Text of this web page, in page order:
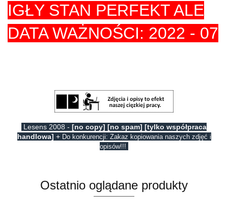
IGŁY STAN PERFEKT ALE
DATA WAŻNOŚCI: 2022 - 07
Lesens 2008 - [no copy] [no spam] [tylko współpraca
handlowa] + Do konkurencji: Zakaz kopiowania naszych zdjęć i
opisów!!!
Ostatnio oglądane produkty